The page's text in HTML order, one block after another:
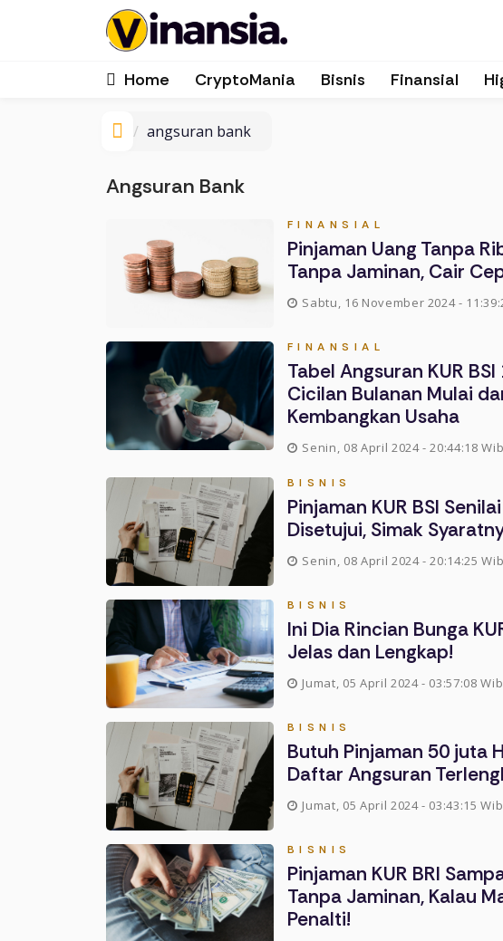
Home CryptoMania Bisnis Finansial
angsuran bank
Angsuran Bank
FINANSIAL
Pinjaman Uang Tanpa
Tanpa Jaminan, Cair
Sabtu, 16 November 2024 -
FINANSIAL
Tabel Angsuran KUR
Cicilan Bulanan Mulai
Kembangkan Usaha
Senin, 08 April 2024 - 20:44:18 Wib
BISNIS
Pinjaman KUR BSI
Disetujui, Simak
Senin, 08 April 2024 - 20:14:25 Wib
BISNIS
Ini Dia Rincian Bunga
Jelas dan Lengkap!
Jumat, 05 April 2024 - 03:57:08 Wib
BISNIS
Butuh Pinjaman 50 juta
Daftar Angsuran
Jumat, 05 April 2024 - 03:43:15 Wib
BISNIS
Pinjaman KUR BRI
Tanpa Jaminan, Kalau
Penalti!